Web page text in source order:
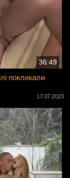
36:49
покликали
17.07.2023